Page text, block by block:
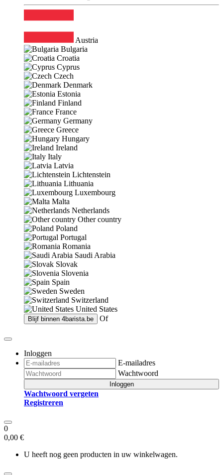
Austria
Bulgaria
Croatia
Cyprus
Czech
Denmark
Estonia
Finland
France
Germany
Greece
Hungary
Ireland
Italy
Latvia
Lichtenstein
Lithuania
Luxembourg
Malta
Netherlands
Other country
Poland
Portugal
Romania
Saudi Arabia
Slovak
Slovenia
Spain
Sweden
Switzerland
United States
Blijf binnen 4barista.be Of
Inloggen
E-mailadres
Wachtwoord
Inloggen
Wachtwoord vergeten
Registreren
0
0,00 €
U heeft nog geen producten in uw winkelwagen.